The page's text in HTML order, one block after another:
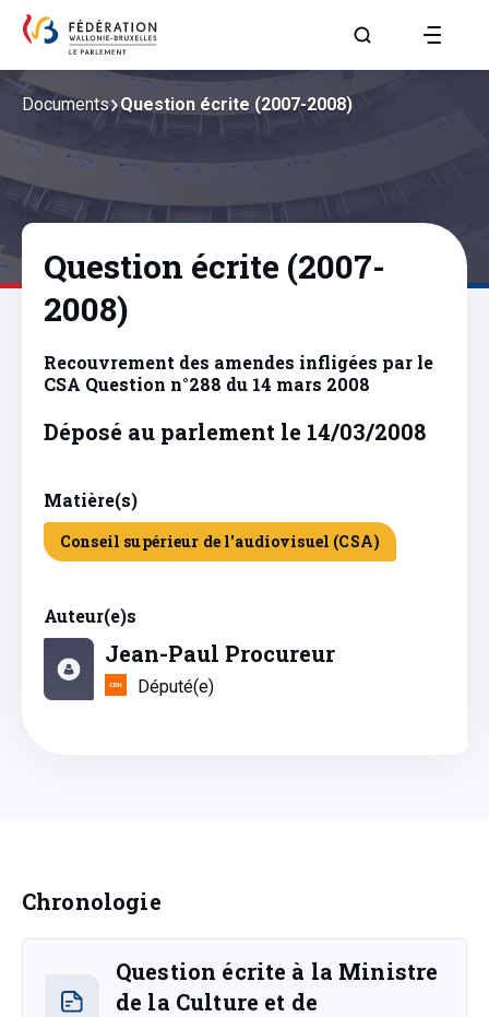
Aller à la page
Documents Question écrite (2007-2008)
Question écrite (2007-
2008)
Recouvrement des amendes infligées par le
CSA Question n°288 du 14 mars 2008
Déposé au parlement le 14/03/2008
Matière(s)
Conseil supérieur de l'audiovisuel (CSA)
Auteur(e)s
Jean-Paul Procureur
Député(e)
Chronologie
Question écrite à la Ministre
de la Culture et de